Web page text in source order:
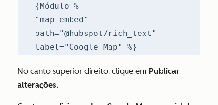
{Módulo %
"map_embed"
path="@hubspot/rich_text"
label="Google Map" %}
No canto superior direito, clique em Publicar
alterações.